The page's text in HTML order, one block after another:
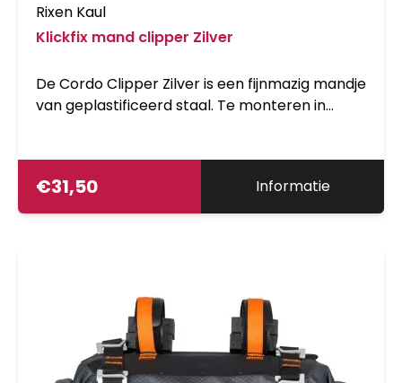
Rixen Kaul
Klickfix mand clipper Zilver
De Cordo Clipper Zilver is een fijnmazig mandje
van geplastificeerd staal. Te monteren in
€31,50 Informatie